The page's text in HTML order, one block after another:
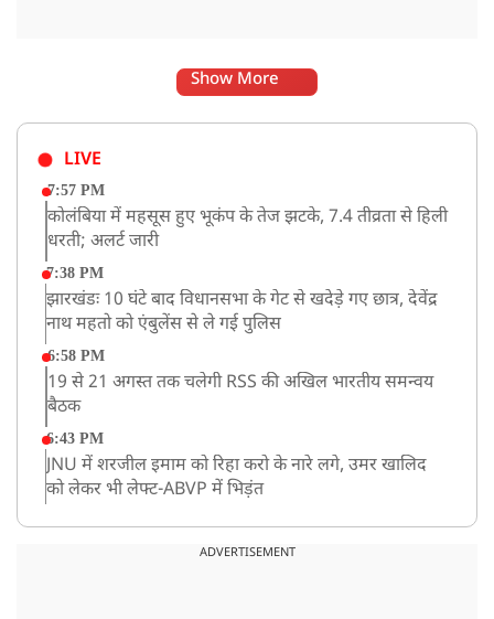
Show More
LIVE
7:57 PM
कोलंबिया में महसूस हुए भूकंप के तेज झटके, 7.4 तीव्रता से हिली
धरती; अलर्ट जारी
7:38 PM
झारखंडः 10 घंटे बाद विधानसभा के गेट से खदेड़े गए छात्र, देवेंद्र
नाथ महतो को एंबुलेंस से ले गई पुलिस
6:58 PM
19 से 21 अगस्त तक चलेगी RSS की अखिल भारतीय समन्वय
बैठक
6:43 PM
JNU में शरजील इमाम को रिहा करो के नारे लगे, उमर खालिद
को लेकर भी लेफ्ट-ABVP में भिड़ंत
रांची में विधानसभा के गेट पर पहुंचे प्रदर्शनकारी छात्र, भारी पुलिस
ADVERTISEMENT